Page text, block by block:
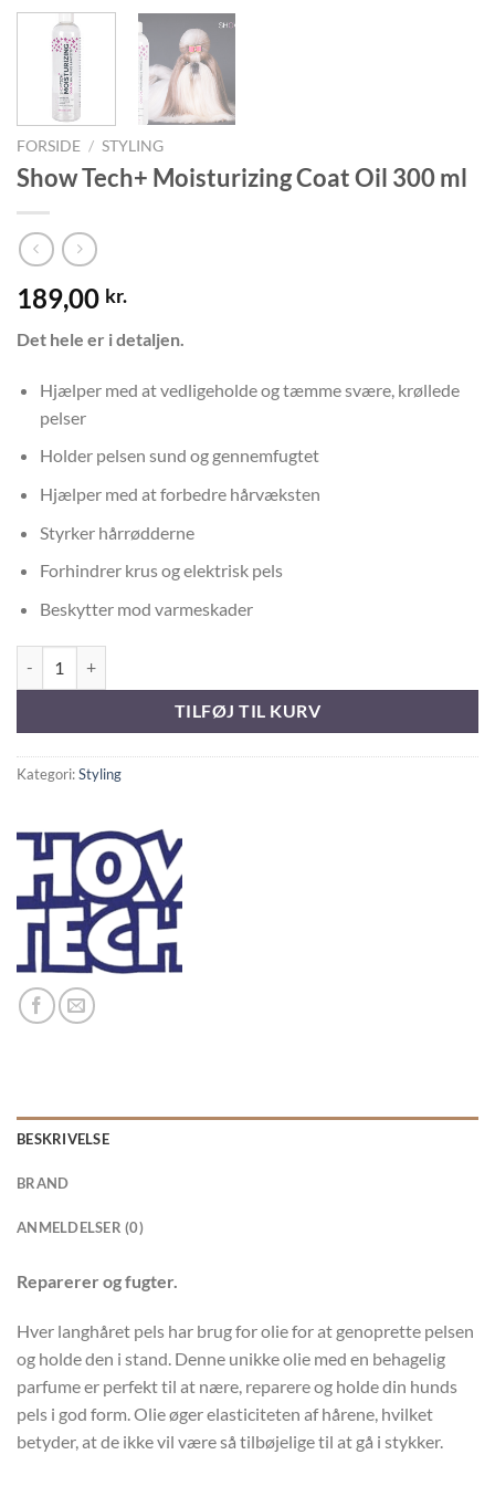
FORSIDE / STYLING
Show Tech+ Moisturizing Coat Oil 300 ml
189,00 kr.
Det hele er i detaljen.
Hjælper med at vedligeholde og tæmme svære, krøllede
pelser
Holder pelsen sund og gennemfugtet
Hjælper med at forbedre hårvæksten
Styrker hårrødderne
Forhindrer krus og elektrisk pels
Beskytter mod varmeskader
TILFØJ TIL KURV
Kategori:Styling
BESKRIVELSE
BRAND
ANMELDELSER (0)
Reparerer og fugter.
Hver langhåret pels har brug for olie for at genoprette pelsen
og holde den i stand. Denne unikke olie med en behagelig
parfume er perfekt til at nære, reparere og holde din hunds
pels i god form. Olie øger elasticiteten af ​​hårene, hvilket
betyder, at de ikke vil være så tilbøjelige til at gå i stykker.